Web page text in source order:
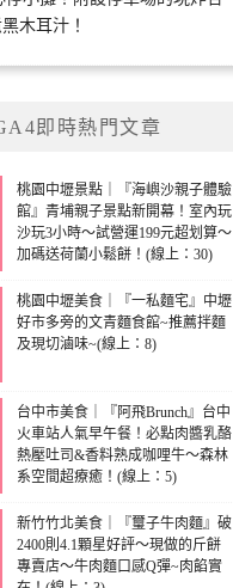
木耳汁！
即時熱門文章
桃園中壢景點｜『海嶼沙親子體驗
館』青埔親子景點新開幕！室內玩
沙玩3小時～試營運199元超划算～
加碼送荷蘭小鬆餅！(線上：30)
桃園中壢美食｜『一私麵宅』中壢
好市多旁的文青麵食館~推薦拌麵
及現切滷味~(線上：8)
台中市美食｜『阿飛Brunch』台中
火車站人氣早午餐！必點肉醬乳酪
熱壓吐司&香料熟成咖哩牛～森林
系空間超療癒！(線上：5)
新竹竹北美食｜『璽子牛肉麵』破
2400則4.1顆星好評～現做的斤餅
專賣店～牛肉麵口感Q彈~肉餡實